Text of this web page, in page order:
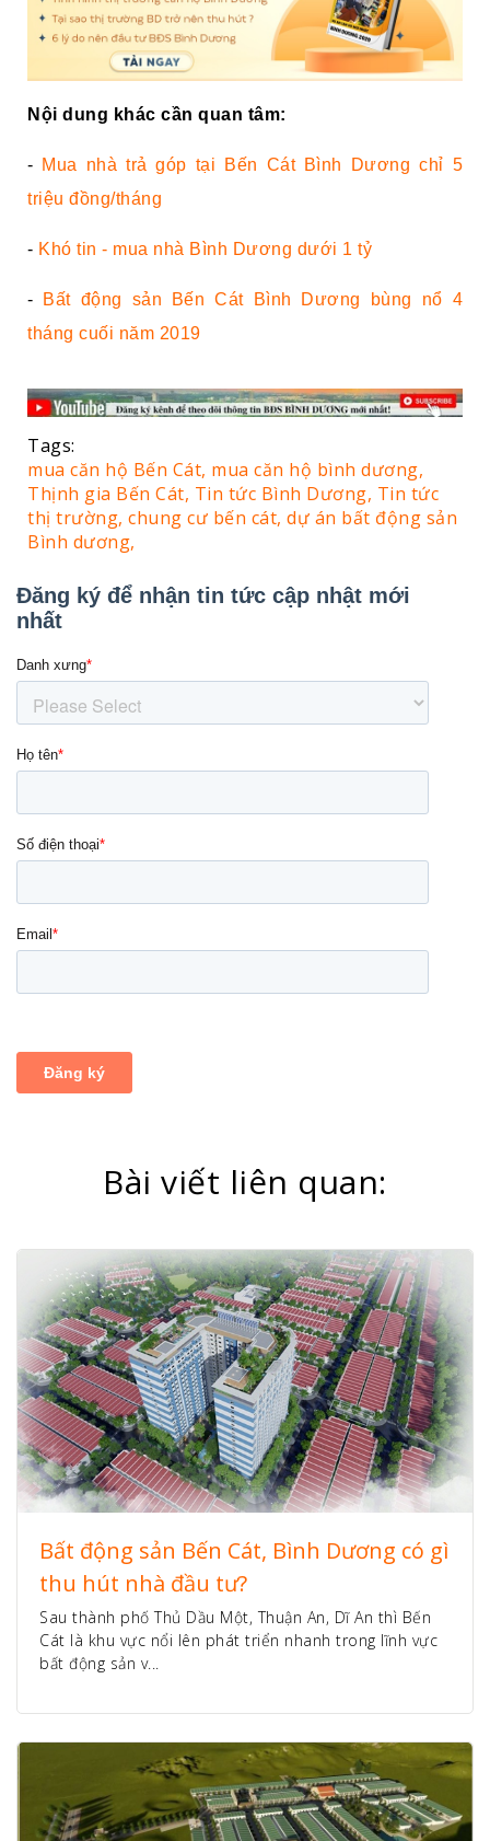
Nội dung khác cần quan tâm:
- Mua nhà trả góp tại Bến Cát Bình Dương chỉ 5
triệu đồng/tháng
- Khó tin - mua nhà Bình Dương dưới 1 tỷ
- Bất động sản Bến Cát Bình Dương bùng nổ 4
tháng cuối năm 2019
Tags:
mua căn hộ Bến Cát, mua căn hộ bình dương,
Thịnh gia Bến Cát, Tin tức Bình Dương, Tin tức
thị trường, chung cư bến cát, dự án bất động sản
Bình dương,
Bài viết liên quan:
Bất động sản Bến Cát, Bình Dương có gì
thu hút nhà đầu tư?
Sau thành phố Thủ Dầu Một, Thuận An, Dĩ An thì Bến
Cát là khu vực nổi lên phát triển nhanh trong lĩnh vực
bất động sản v...